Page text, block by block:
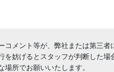
メント等が、弊社または第
妨げるとスタッフが判断した
所でお願いいたします。